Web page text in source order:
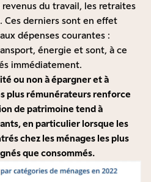
du travail, les retraites
Ces derniers sont en effet
dépenses courantes :
énergie et sont, à ce
immédiatement.
ou non à épargner et à
plus rémunérateurs renforce
de patrimoine tend à
en particulier lorsque les
chez les ménages les plus
que consommés.